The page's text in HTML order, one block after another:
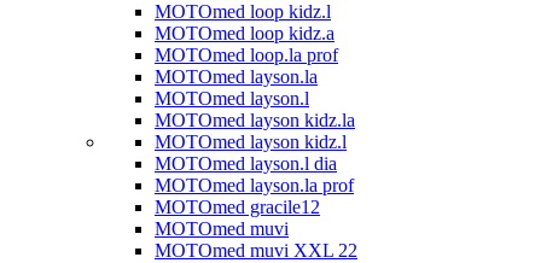
MOTOmed loop kidz.l
MOTOmed loop kidz.a
MOTOmed loop.la prof
MOTOmed layson.la
MOTOmed layson.l
MOTOmed layson kidz.la
MOTOmed layson kidz.l
MOTOmed layson.l dia
MOTOmed layson.la prof
MOTOmed gracile12
MOTOmed muvi
MOTOmed muvi XXL 22